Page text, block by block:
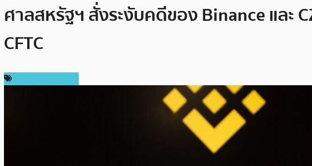
ศาลสหรัฐฯ สั่งระงับคดีของ Binance และ
CFTC